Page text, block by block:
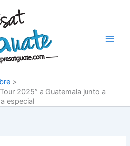
2025” a Guatemala junto a
especial